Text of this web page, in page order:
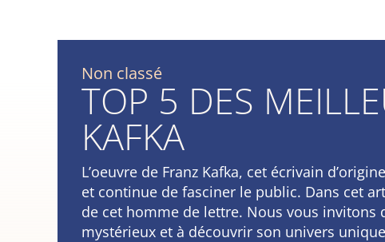
Non classé
TOP 5 DES
KAFKA
L’oeuvre de Franz Kafka, cet écrivain
et continue de fasciner le public. Dans cet
de cet homme de lettre. Nous vous invitons
mystérieux et à découvrir son univers